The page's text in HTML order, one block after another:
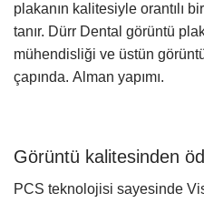
plakanın kalitesiyle orantılı
tanır. Dürr Dental görüntü
mühendisliği ve üstün
çapında. Alman yapımı.
Görüntü kalitesinden
PCS teknolojisi sayesinde